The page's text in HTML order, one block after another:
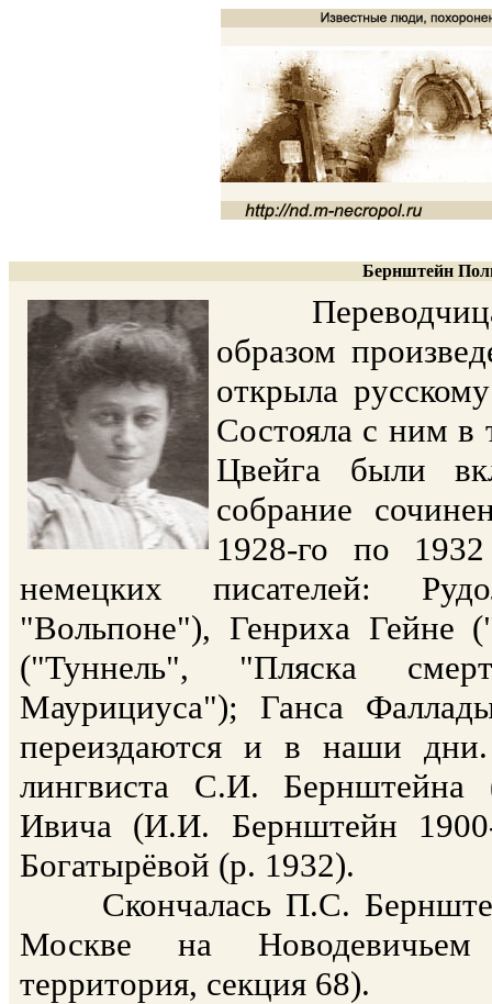
Бернштейн
Переводчица
образом
открыла
Состояла с ним в
Цвейга были
собрание
1928-го по
немецких писателей:
"Вольпоне"), Генриха Гейне
("Туннель", "Пляска
Маурициуса"); Ганса
переиздаются и в наши
лингвиста С.И. Бернштейна
Ивича (И.И. Бернштейн
Богатырёвой (р. 1932).
Cкончалась П.С.
Москве на
территория, секция 68).